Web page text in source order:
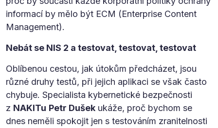
informací by mělo být ECM (Enterprise Content
Management).
Nebát se NIS 2 a testovat, testovat, testovat
Oblíbenou cestou, jak útokům předcházet, jsou
různé druhy testů, při jejich aplikaci se však často
chybuje. Specialista kybernetické bezpečnosti
z NAKITu Petr Dušek ukáže, proč bychom se
dnes neměli spokojit jen s testováním zranitelnosti